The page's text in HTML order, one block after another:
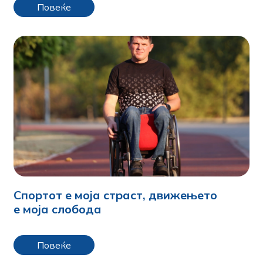
Повеќе
Спортот е моја страст, движењето
е моја слобода
Повеќе